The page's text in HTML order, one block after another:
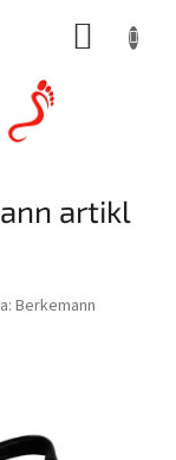
artikl
Berkemann